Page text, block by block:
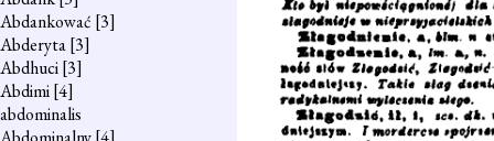
Abdankować [3]
Abderyta[3]
Abdhuci[3]
Abdimi[4]
abdominalis